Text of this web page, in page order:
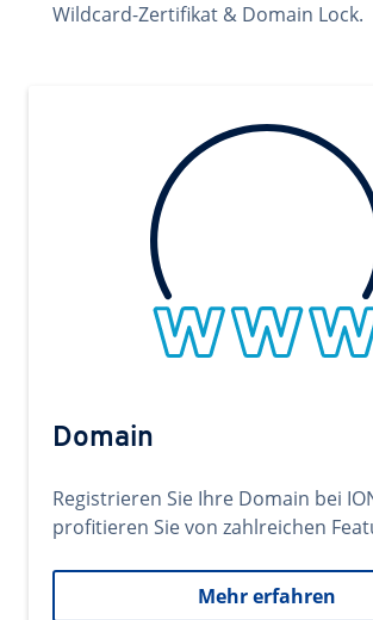
Wildcard-Zertifikat & Domain Lock.
Domain
Registrieren Sie Ihre Domain bei
profitieren Sie von zahlreichen
Mehr erfahren